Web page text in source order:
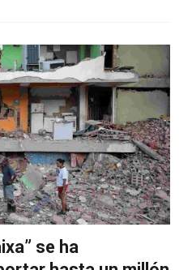
se ha